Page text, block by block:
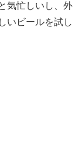
気忙しいし、外
いビールを試し